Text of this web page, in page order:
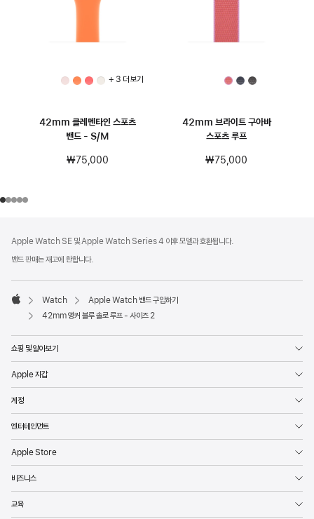
+ 3 더 보기
42mm 클레멘타인 스포츠
밴드 - S/M
₩75,000
42mm 브라이트 구아바
스포츠 루프
₩75,000
Apple Watch SE 및 Apple Watch Series 4 이후 모델과 호환됩니다.
밴드 판매는 재고에 한합니다.
Apple
Watch
Apple Watch 밴드 구입하기
42mm 앵커 블루 솔로 루프 - 사이즈 2
쇼핑 및 알아보기
Apple 지갑
계정
엔터테인먼트
Apple Store
비즈니스
교육